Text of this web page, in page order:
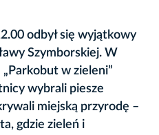
odbył się wyjątkowy
Szymborskiej. W
w zieleni”
wybrali piesze
miejską przyrodę –
gdzie zieleń i